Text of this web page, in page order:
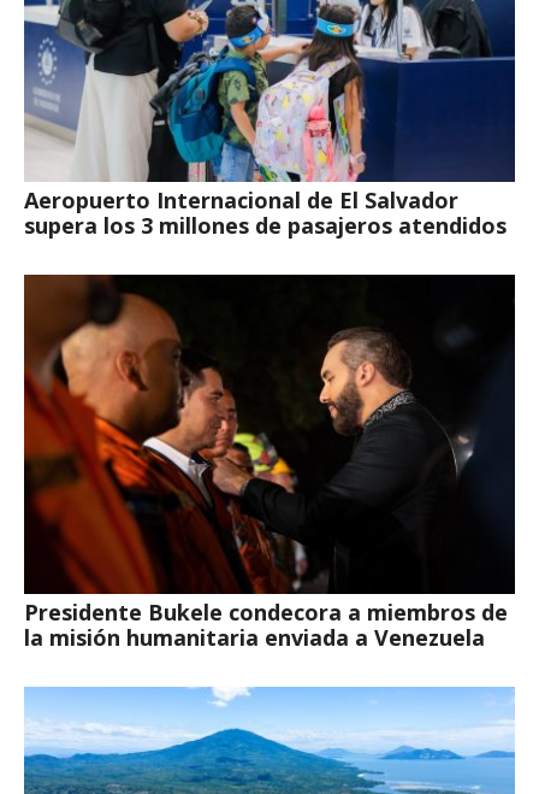
Aeropuerto Internacional de El Salvador
supera los 3 millones de pasajeros atendidos
Presidente Bukele condecora a miembros de
la misión humanitaria enviada a Venezuela